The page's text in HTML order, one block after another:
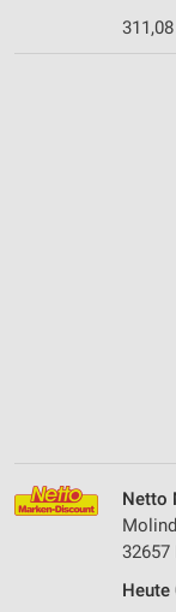
Netto
32657
Heute